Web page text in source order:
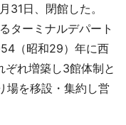
日、閉館した。
ターミナルデパート
（昭和29）年に西
れ増築し3館体制と
場を移設・集約し営